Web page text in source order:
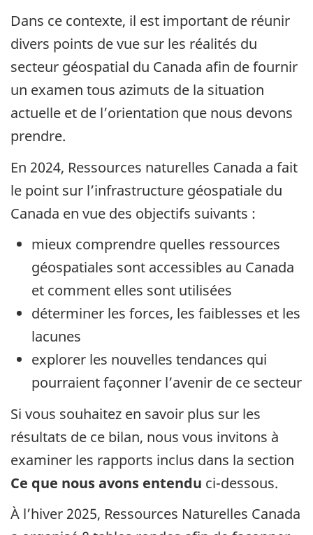
Dans ce contexte, il est important de réunir
divers points de vue sur les réalités du
secteur géospatial du Canada afin de fournir
un examen tous azimuts de la situation
actuelle et de l’orientation que nous devons
prendre.
En 2024, Ressources naturelles Canada a fait
le point sur l’infrastructure géospatiale du
Canada en vue des objectifs suivants :
mieux comprendre quelles ressources
géospatiales sont accessibles au Canada
et comment elles sont utilisées
déterminer les forces, les faiblesses et les
lacunes
explorer les nouvelles tendances qui
pourraient façonner l’avenir de ce secteur
Si vous souhaitez en savoir plus sur les
résultats de ce bilan, nous vous invitons à
examiner les rapports inclus dans la section
Ce que nous avons entendu ci-dessous.
À l’hiver 2025, Ressources Naturelles Canada